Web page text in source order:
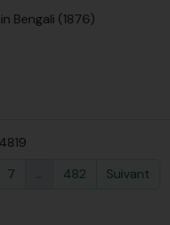
Bengali (1876)
7 ... 482 Suivant